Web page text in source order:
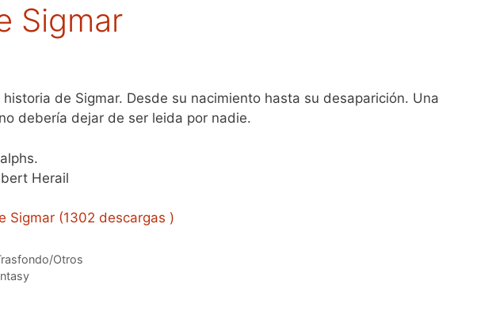
Sigmar
de Sigmar. Desde su nacimiento hasta su desaparición. Una
debería dejar de ser leida por nadie.
Herail
Sigmar (1302 descargas )
Otros